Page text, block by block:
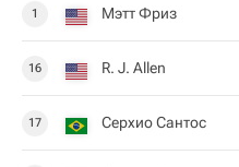
1 Мэтт Фриз
16 R. J. Allen
17 Серхио Сантос